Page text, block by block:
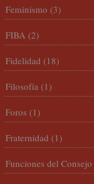
Feminismo (3)
FIBA (2)
Fidelidad (18)
Filosofía (1)
Foros (1)
Fraternidad (1)
Funciones del Consejo